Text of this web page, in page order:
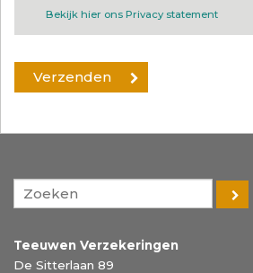
Bekijk hier ons Privacy statement
Teeuwen Verzekeringen
De Sitterlaan 89